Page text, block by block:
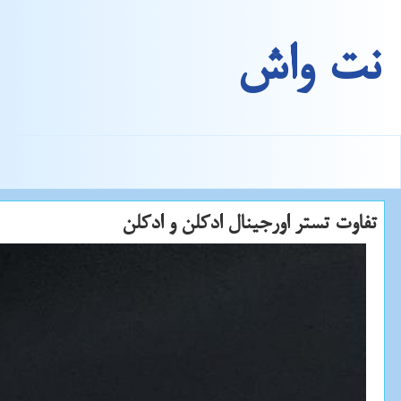
نت واش
تفاوت تستر اورجینال ادكلن و ادكلن